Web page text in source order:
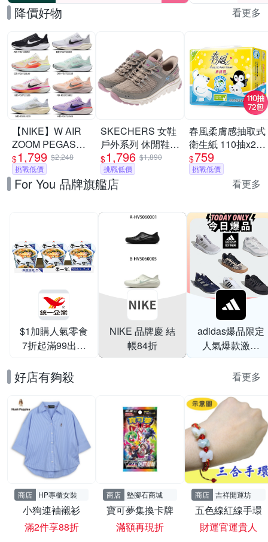
降價好物 看更多
【NIKE】W AIR
ZOOM PEGASUS
41 慢跑鞋 休閒鞋
運動鞋 走路鞋 日
常穿搭 低筒 男女
$1,799 $2,248
挑戰低價
SKECHERS 女鞋
戶外系列 休閒鞋
瞬穿舒適科技
SUMMITS AT -
180270TPMT
$1,796 $1,890
挑戰低價
春風柔膚感抽取式
衛生紙 110抽x24
包x3串/箱
$759
挑戰低價
For You 品牌旗艦店 看更多
$1加購人氣零食
7折起滿99出貨
NIKE 品牌慶 結
帳84折
adidas爆品限定
人氣爆款激降
好店有夠殺 看更多
商店 HP專櫃女裝
小狗連袖襯衫
滿2件享88折
商店 墊腳石商城
寶可夢集換卡牌
滿額再現折
商店 吉祥開運坊
五色線紅線手環
財運官運貴人